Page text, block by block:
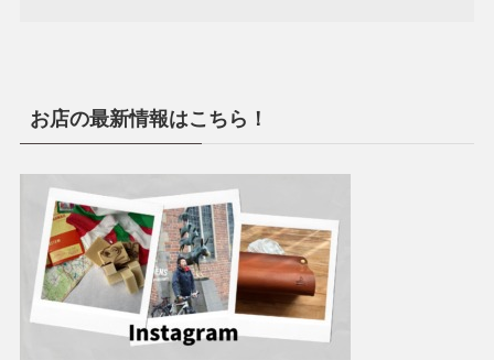
お店の最新情報はこちら！